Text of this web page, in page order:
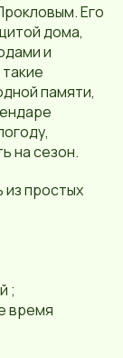
Его
дома,
и
памяти,
на сезон.
простых
;
время